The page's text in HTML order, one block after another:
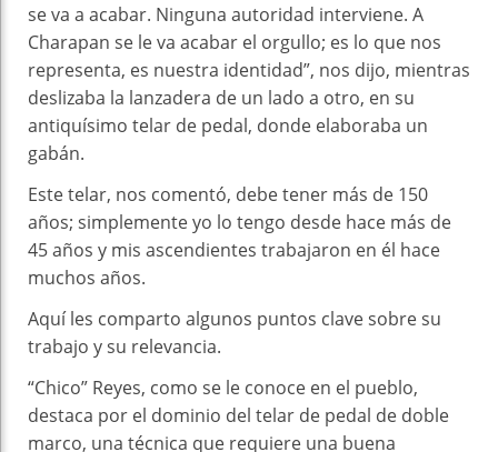
se va a acabar. Ninguna autoridad interviene. A
Charapan se le va acabar el orgullo; es lo que nos
representa, es nuestra identidad”, nos dijo, mientras
deslizaba la lanzadera de un lado a otro, en su
antiquísimo telar de pedal, donde elaboraba un
gabán.
Este telar, nos comentó, debe tener más de 150
años; simplemente yo lo tengo desde hace más de
45 años y mis ascendientes trabajaron en él hace
muchos años.
Aquí les comparto algunos puntos clave sobre su
trabajo y su relevancia.
“Chico” Reyes, como se le conoce en el pueblo,
destaca por el dominio del telar de pedal de doble
marco, una técnica que requiere una buena